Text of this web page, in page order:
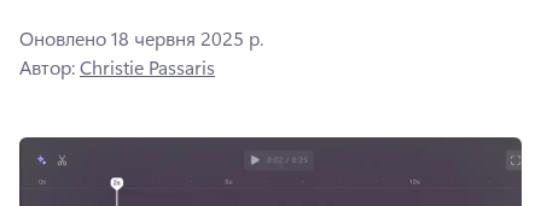
Спробувати безкоштовно
Оновлено18 червня 2025 р.
Автор:Christie Passaris